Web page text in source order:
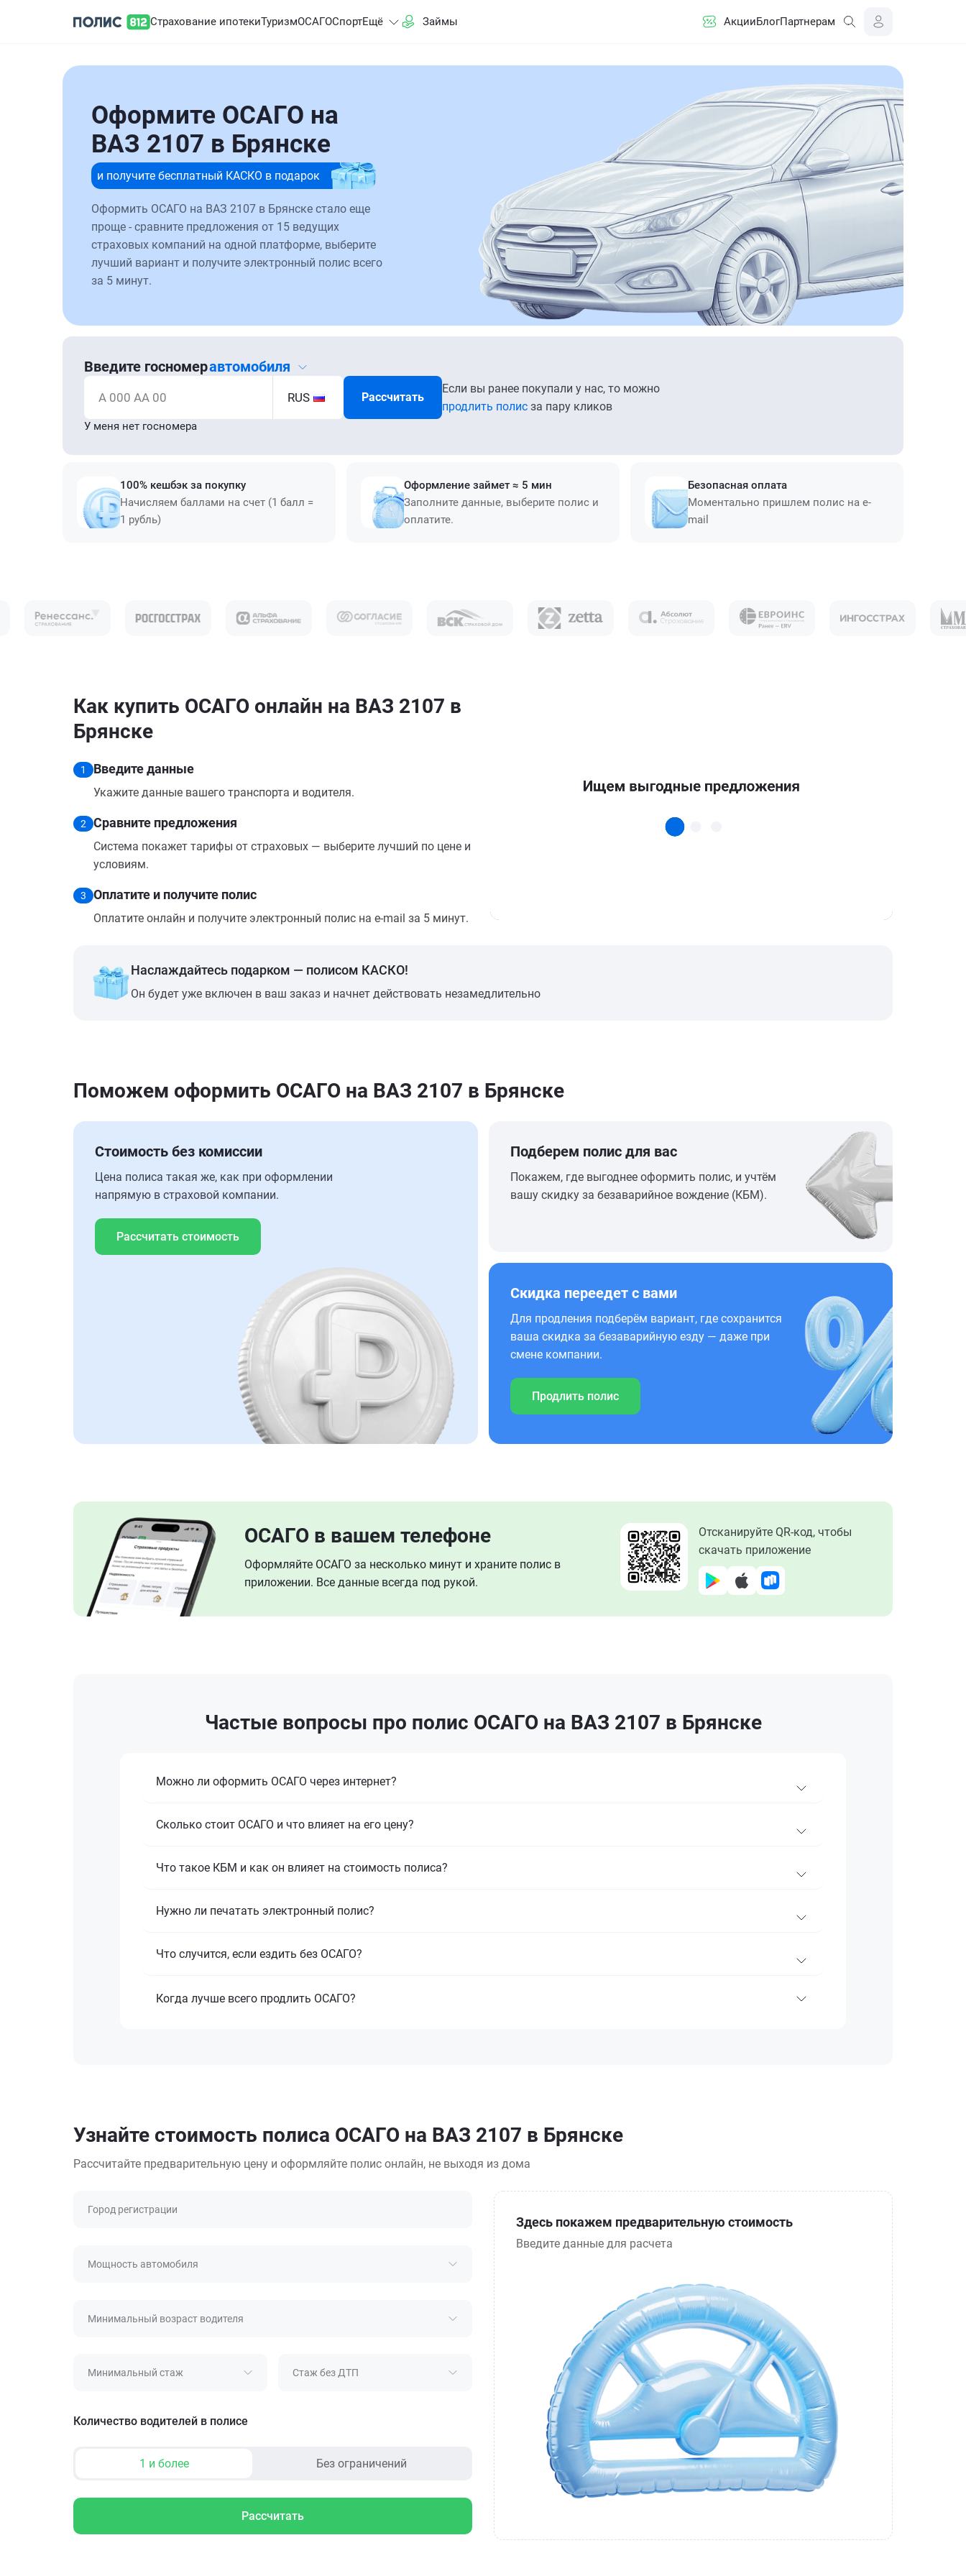
Страхование ипотекиТуризмОСАГОСпортЕщё Займы АкцииБлогПартнерам
Оформите ОСАГО на
ВАЗ 2107 в Брянске
и получите бесплатный КАСКО в подарок
Оформить ОСАГО на ВАЗ 2107 в Брянске стало еще
проще - сравните предложения от 15 ведущих
страховых компаний на одной платформе, выберите
лучший вариант и получите электронный полис всего
за 5 минут.
Введите госномеравтомобиля
А 000 АА 00 RUS Рассчитать
Если вы ранее покупали у нас, то можно
продлить полис за пару кликов
У меня нет госномера
100% кешбэк за покупку
Начисляем баллами на счет (1 балл =
1 рубль)
Оформление займет ≈ 5 мин
Заполните данные, выберите полис и
оплатите.
Безопасная оплата
Моментально пришлем полис на e-
mail
Как купить ОСАГО онлайн на ВАЗ 2107 в
Брянске
1 Введите данные
Укажите данные вашего транспорта и водителя.
2 Сравните предложения
Система покажет тарифы от страховых — выберите лучший по цене и
условиям.
3 Оплатите и получите полис
Оплатите онлайн и получите электронный полис на e-mail за 5 минут.
Наслаждайтесь подарком — полисом КАСКО!
Он будет уже включен в ваш заказ и начнет действовать незамедлительно
Поможем оформить ОСАГО на ВАЗ 2107 в Брянске
Стоимость без комиссии
Цена полиса такая же, как при оформлении
напрямую в страховой компании.
Рассчитать стоимость
Подберем полис для вас
Покажем, где выгоднее оформить полис, и учтём
вашу скидку за безаварийное вождение (КБМ).
Скидка переедет с вами
Для продления подберём вариант, где сохранится
ваша скидка за безаварийную езду — даже при
смене компании.
Продлить полис
ОСАГО в вашем телефоне
Оформляйте ОСАГО за несколько минут и храните полис в
приложении. Все данные всегда под рукой.
Отсканируйте QR-код, чтобы
скачать приложение
Частые вопросы про полис ОСАГО на ВАЗ 2107 в Брянске
Можно ли оформить ОСАГО через интернет?
Сколько стоит ОСАГО и что влияет на его цену?
Что такое КБМ и как он влияет на стоимость полиса?
Нужно ли печатать электронный полис?
Что случится, если ездить без ОСАГО?
Когда лучше всего продлить ОСАГО?
Узнайте стоимость полиса ОСАГО на ВАЗ 2107 в Брянске
Рассчитайте предварительную цену и оформляйте полис онлайн, не выходя из дома
Город регистрации
Мощность автомобиля
Минимальный возраст водителя
Минимальный стаж Стаж без ДТП
Количество водителей в полисе
1 и более Без ограничений
Рассчитать
Здесь покажем предварительную стоимость
Введите данные для расчета